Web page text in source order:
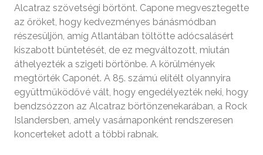
Alcatraz szövetségi börtönt. Capone megvesztegette
az őröket, hogy kedvezményes bánásmódban
részesüljön, amíg Atlantában töltötte adócsalásért
kiszabott büntetését, de ez megváltozott, miután
áthelyezték a szigeti börtönbe. A körülmények
megtörték Caponét. A 85. számú elítélt olyannyira
együttműködővé vált, hogy engedélyezték neki, hogy
bendzsózzon az Alcatraz börtönzenekarában, a Rock
Islandersben, amely vasárnaponként rendszeresen
koncerteket adott a többi rabnak.